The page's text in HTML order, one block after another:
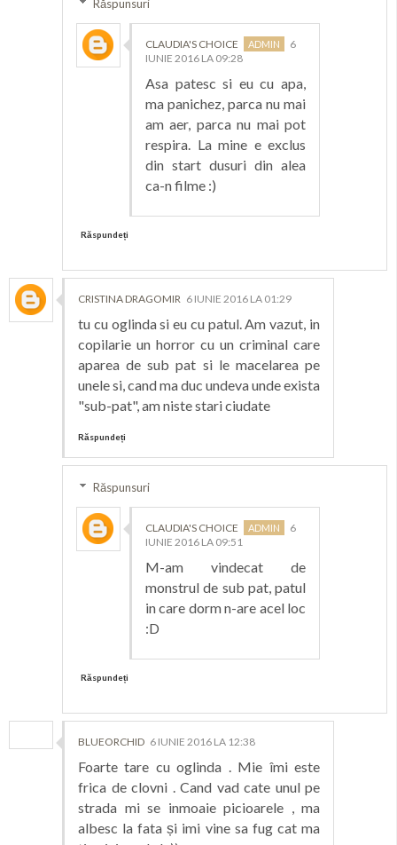
Răspunsuri
CLAUDIA'S CHOICE
6
IUNIE 2016 LA 09:28
Asa patesc si eu cu apa,
ma panichez, parca nu mai
am aer, parca nu mai pot
respira. La mine e exclus
din start dusuri din alea
ca-n filme :)
Răspundeți
CRISTINA DRAGOMIR 6 IUNIE 2016 LA 01:29
tu cu oglinda si eu cu patul. Am vazut, in
copilarie un horror cu un criminal care
aparea de sub pat si le macelarea pe
unele si, cand ma duc undeva unde exista
"sub-pat", am niste stari ciudate
Răspundeți
Răspunsuri
CLAUDIA'S CHOICE
6
IUNIE 2016 LA 09:51
M-am vindecat de
monstrul de sub pat, patul
in care dorm n-are acel loc
:D
Răspundeți
BLUEORCHID 6 IUNIE 2016 LA 12:38
Foarte tare cu oglinda . Mie îmi este
frica de clovni . Cand vad cate unul pe
strada mi se inmoaie picioarele , ma
albesc la fata și imi vine sa fug cat ma